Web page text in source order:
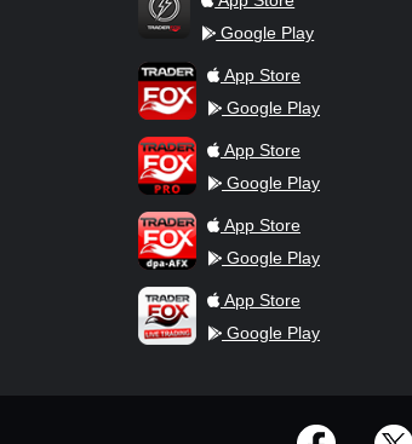
TraderFox Flash
Google Play
TraderFox AppApp Store
Google Play
TraderFox ProApp Store
Google Play
TraderFox dpa-AFX ProFeed
App Store
Google Play
TraderFox Live Trading
App Store
Google Play
offizielle Social Media-Accounts